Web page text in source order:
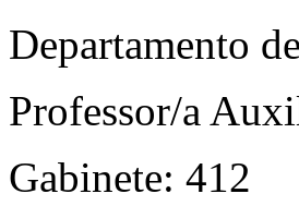
Departamento
Professor/a
Gabinete: 412